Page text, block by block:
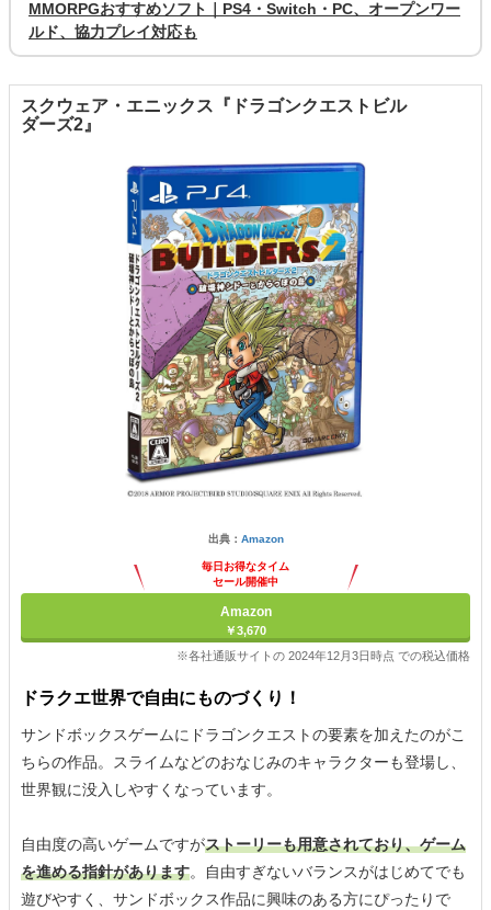
MMORPGおすすめソフト｜PS4・Switch・PC、オープンワー
ルド、協力プレイ対応も
スクウェア・エニックス『ドラゴンクエストビル
ダーズ2』
出典： Amazon
毎日お得なタイム
セール開催中
Amazon
￥3,670
※各社通販サイトの 2024年12月3日時点 での税込価格
ドラクエ世界で自由にものづくり！
サンドボックスゲームにドラゴンクエストの要素を加えたのがこ
ちらの作品。スライムなどのおなじみのキャラクターも登場し、
世界観に没入しやすくなっています。
自由度の高いゲームですがストーリーも用意されており、ゲーム
を進める指針があります。自由すぎないバランスがはじめてでも
遊びやすく、サンドボックス作品に興味のある方にぴったりで